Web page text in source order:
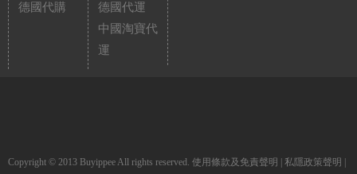
德國代購
德國代運
中國淘寶代
運
Copyright © 2013 Buyippee All rights reserved. 使用條款及免責聲明 私隱政策聲明